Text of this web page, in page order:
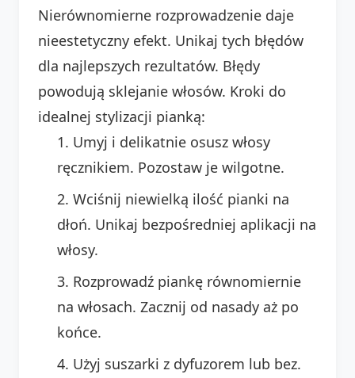
Nierównomierne rozprowadzenie daje
nieestetyczny efekt. Unikaj tych błędów
dla najlepszych rezultatów. Błędy
powodują sklejanie włosów. Kroki do
idealnej stylizacji pianką:
Umyj i delikatnie osusz włosy
ręcznikiem. Pozostaw je wilgotne.
Wciśnij niewielką ilość pianki na
dłoń. Unikaj bezpośredniej aplikacji na
włosy.
Rozprowadź piankę równomiernie
na włosach. Zacznij od nasady aż po
końce.
Użyj suszarki z dyfuzorem lub bez.